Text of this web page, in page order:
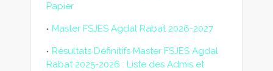
Papier
Master FSJES Agdal Rabat 2026-2027
Résultats Définitifs Master FSJES Agdal
Rabat 2025-2026 : Liste des Admis et